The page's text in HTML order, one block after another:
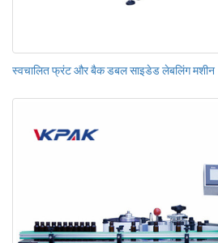
स्वचालित फ्रंट और बैक डबल साइडेड लेबलिंग मशीन